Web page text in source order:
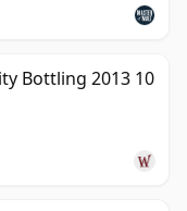
Bottling 2013 10